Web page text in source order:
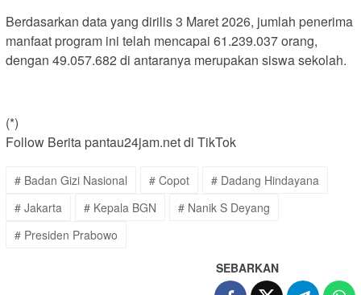
Berdasarkan data yang dirilis 3 Maret 2026, jumlah penerima
manfaat program ini telah mencapai 61.239.037 orang,
dengan 49.057.682 di antaranya merupakan siswa sekolah.
(*)
Follow Berita pantau24jam.net di TikTok
# Badan Gizi Nasional # Copot
# Dadang Hindayana
# Jakarta
# Kepala BGN
# Nanik S Deyang
# Presiden Prabowo
SEBARKAN